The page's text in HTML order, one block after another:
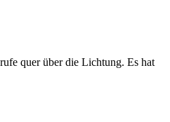
quer über die Lichtung. Es hat